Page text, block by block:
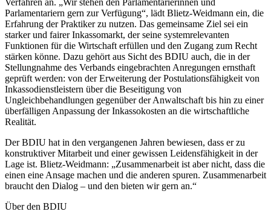
Parlamentariern gern zur Verfügung“, lädt Blietz-Weidmann ein, die
Erfahrung der Praktiker zu nutzen. Das gemeinsame Ziel sei ein
starker und fairer Inkassomarkt, der seine systemrelevanten
Funktionen für die Wirtschaft erfüllen und den Zugang zum Recht
stärken könne. Dazu gehört aus Sicht des BDIU auch, die in der
Stellungnahme des Verbands eingebrachten Anregungen ernsthaft
geprüft werden: von der Erweiterung der Postulationsfähigkeit von
Inkassodienstleistern über die Beseitigung von
Ungleichbehandlungen gegenüber der Anwaltschaft bis hin zu einer
überfälligen Anpassung der Inkassokosten an die wirtschaftliche
Realität.
Der BDIU hat in den vergangenen Jahren bewiesen, dass er zu
konstruktiver Mitarbeit und einer gewissen Leidensfähigkeit in der
Lage ist. Blietz-Weidmann: „Zusammenarbeit ist aber nicht, dass die
einen eine Ansage machen und die anderen spuren. Zusammenarbeit
braucht den Dialog – und den bieten wir gern an.“
Über den BDIU